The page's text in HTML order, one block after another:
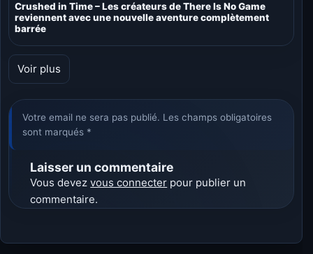
Crushed in Time – Les créateurs de There Is No Game
reviennent avec une nouvelle aventure complètement
barrée
Voir plus
Votre email ne sera pas publié. Les champs obligatoires
sont marqués *
Laisser un commentaire
Vous devezvous connecter pour publier un
commentaire.